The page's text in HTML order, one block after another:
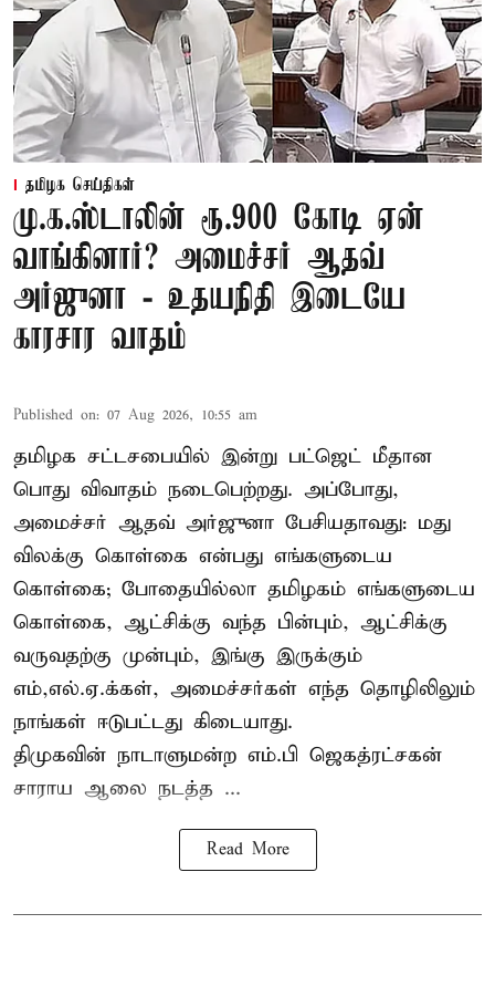
தமிழக செய்திகள்
மு.க.ஸ்டாலின் ரூ.900 கோடி ஏன்
வாங்கினார்? அமைச்சர் ஆதவ்
அர்ஜுனா - உதயநிதி இடையே
காரசார வாதம்
Published on: 07 Aug 2026, 10:55 am
தமிழக சட்டசபையில் இன்று பட்ஜெட் மீதான
பொது விவாதம் நடைபெற்றது. அப்போது,
அமைச்சர் ஆதவ் அர்ஜுனா பேசியதாவது: மது
விலக்கு கொள்கை என்பது எங்களுடைய
கொள்கை; போதையில்லா தமிழகம் எங்களுடைய
கொள்கை, ஆட்சிக்கு வந்த பின்பும், ஆட்சிக்கு
வருவதற்கு முன்பும், இங்கு இருக்கும்
எம்,எல்.ஏ.க்கள், அமைச்சர்கள் எந்த தொழிலிலும்
நாங்கள் ஈடுபட்டது கிடையாது.
திமுகவின் நாடாளுமன்ற எம்.பி ஜெகத்ரட்சகன்
சாராய ஆலை நடத்த ...
Read More